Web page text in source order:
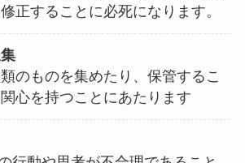
正することに必死になります。
のものを集めたり、保管するこ
心を持つことにあたります